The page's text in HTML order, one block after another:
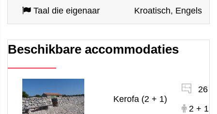
Taal die eigenaar Kroatisch, Engels
Beschikbare accommodaties
Kerofa (2 + 1)
26 m
2 + 1